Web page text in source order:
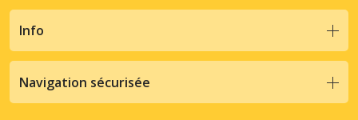
Info
Navigation sécurisée